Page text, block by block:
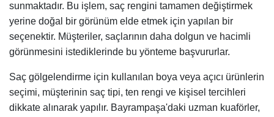
sunmaktadır. Bu işlem, saç rengini tamamen değiştirmek
yerine doğal bir görünüm elde etmek için yapılan bir
seçenektir. Müşteriler, saçlarının daha dolgun ve hacimli
görünmesini istediklerinde bu yönteme başvururlar.
Saç gölgelendirme için kullanılan boya veya açıcı ürünlerin
seçimi, müşterinin saç tipi, ten rengi ve kişisel tercihleri
dikkate alınarak yapılır. Bayrampaşa'daki uzman kuaförler,